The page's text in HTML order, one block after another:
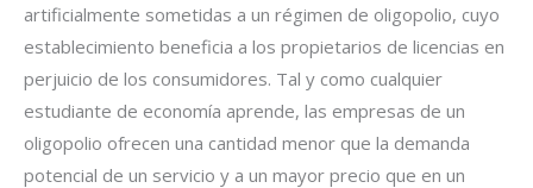
artificialmente sometidas a un régimen de oligopolio, cuyo
establecimiento beneficia a los propietarios de licencias en
perjuicio de los consumidores. Tal y como cualquier
estudiante de economía aprende, las empresas de un
oligopolio ofrecen una cantidad menor que la demanda
potencial de un servicio y a un mayor precio que en un